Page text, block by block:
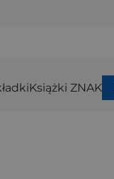
Książki ZNAK